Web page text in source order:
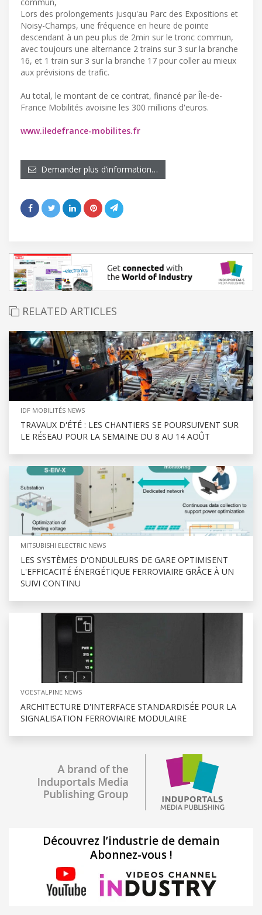
Lors des prolongements jusqu'au Parc des Expositions et
Noisy-Champs, une fréquence en heure de pointe
descendant à un peu plus de 2min sur le tronc commun,
avec toujours une alternance 2 trains sur 3 sur la branche
16, et 1 train sur 3 sur la branche 17 pour coller au mieux
aux prévisions de trafic.
Au total, le montant de ce contrat, financé par Île-de-
France Mobilités avoisine les 300 millions d'euros.
www.iledefrance-mobilites.fr
Demander plus d’information…
RELATED ARTICLES
IDF MOBILITÉS NEWS
TRAVAUX D'ÉTÉ : LES CHANTIERS SE POURSUIVENT SUR
LE RÉSEAU POUR LA SEMAINE DU 8 AU 14 AOÛT
MITSUBISHI ELECTRIC NEWS
LES SYSTÈMES D'ONDULEURS DE GARE OPTIMISENT
L'EFFICACITÉ ÉNERGÉTIQUE FERROVIAIRE GRÂCE À UN
SUIVI CONTINU
VOESTALPINE NEWS
ARCHITECTURE D'INTERFACE STANDARDISÉE POUR LA
SIGNALISATION FERROVIAIRE MODULAIRE
Découvrez l’industrie de demain
Abonnez-vous !